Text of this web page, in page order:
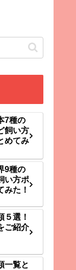
7種の
飼い方
めてみ
9種の
い方ポ
みた！
５選！
ご紹介
一覧と